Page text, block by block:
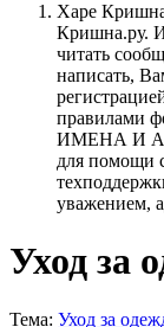
Харе
Кришна.ру.
читать
написать,
правилами
ИМЕНА И
для помощи
уважением,
Уход за
Тема: Уход за